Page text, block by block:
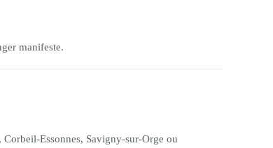
manifeste.
Essonnes, Savigny-sur-Orge ou